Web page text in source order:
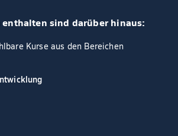
sind darüber hinaus:
Kurse aus den Bereichen